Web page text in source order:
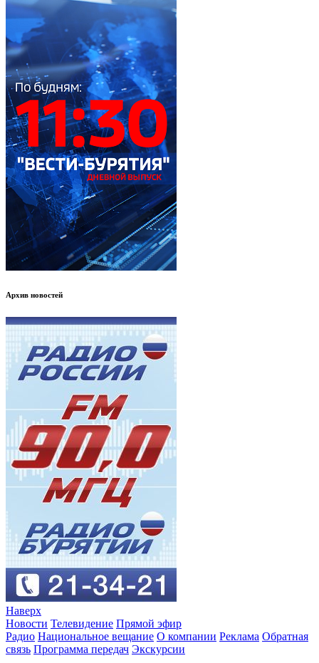
Архив новостей
Наверх
Новости Телевидение Прямой эфир
Радио Национальное вещание О компании Реклама Обратная
связь Программа передач Экскурсии